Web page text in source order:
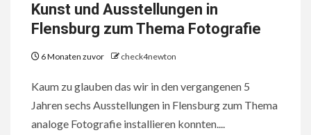
Kunst und Ausstellungen in
Flensburg zum Thema Fotografie
6 Monaten zuvor check4newton
Kaum zu glauben das wir in den vergangenen 5
Jahren sechs Ausstellungen in Flensburg zum Thema
analoge Fotografie installieren konnten....